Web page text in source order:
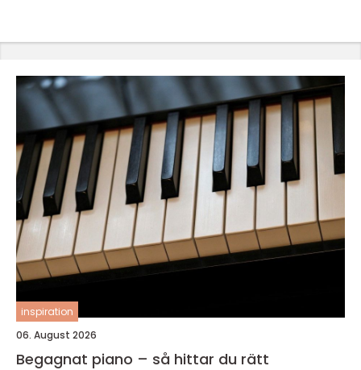
inspiration
06. August 2026
Begagnat piano – så hittar du rätt